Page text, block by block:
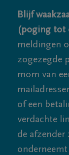
Blijf
(poging tot
meldingen
zogezegde
mom van
of een
verdachte
de